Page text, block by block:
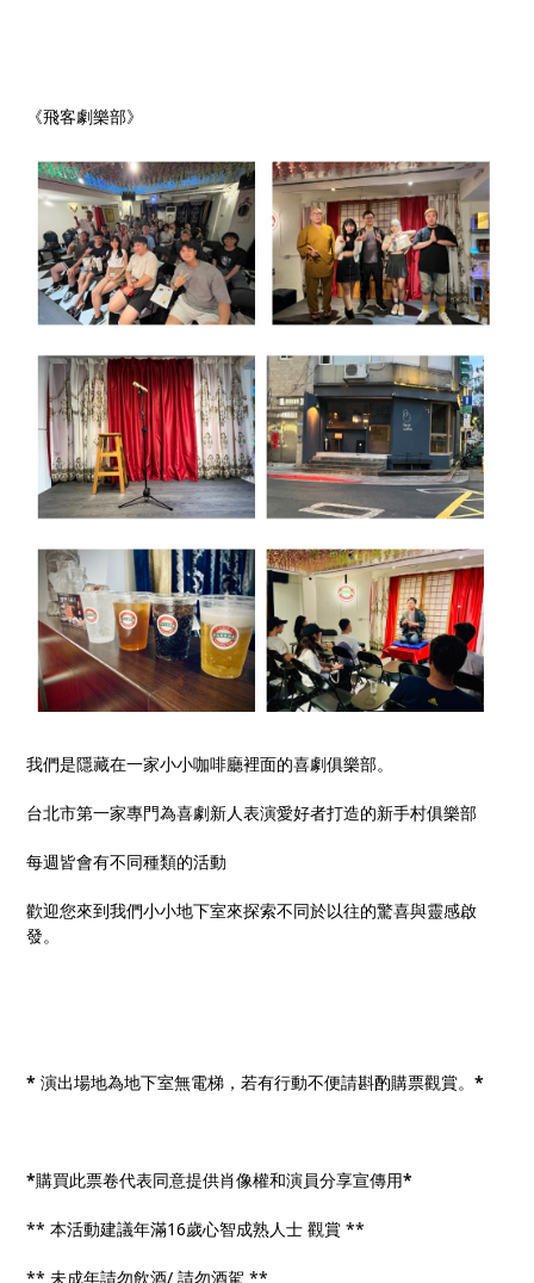
《飛客劇樂部》
我們是隱藏在一家小小咖啡廳裡面的喜劇俱樂部。
台北市第一家專門為喜劇新人表演愛好者打造的新手村俱樂部
每週皆會有不同種類的活動
歡迎您來到我們小小地下室來探索不同於以往的驚喜與靈感啟
發。
*演出場地為地下室無電梯，若有行動不便請斟酌購票觀賞。*
*購買此票卷代表同意提供肖像權和演員分享宣傳用*
** 本活動建議年滿16歲心智成熟人士 觀賞 **
** 未成年請勿飲酒/ 請勿酒駕 **